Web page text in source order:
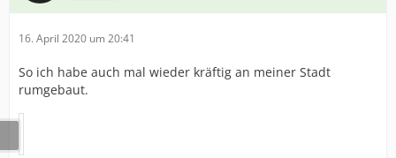
16. April 2020 um 20:41
So ich habe auch mal wieder kräftig an meiner Stadt
rumgebaut.